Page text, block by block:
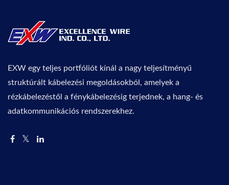
EXW egy teljes portfóliót kínál a nagy teljesítményű
struktúrált kábelezési megoldásokból, amelyek a
rézkábelezéstől a fénykábelezésig terjednek, a hang- és
adatkommunikációs rendszerekhez.